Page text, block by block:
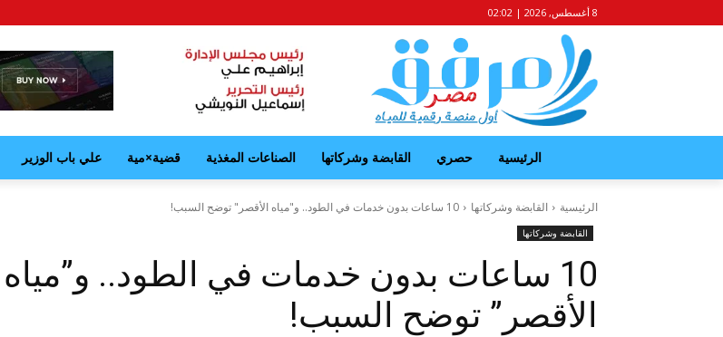
8 أغسطس, 2026 | 02:02
الرئيسية حصري القابضة وشركاتها الصناعات المغذية قضية×مية علي باب الوزير
الرئيسية القابضة وشركاتها 10 ساعات بدون خدمات في الطود.. و"مياه الأقصر" توضح السبب!
القابضة وشركاتها
10 ساعات بدون خدمات في الطود.. و”مياه
الأقصر” توضح السبب!